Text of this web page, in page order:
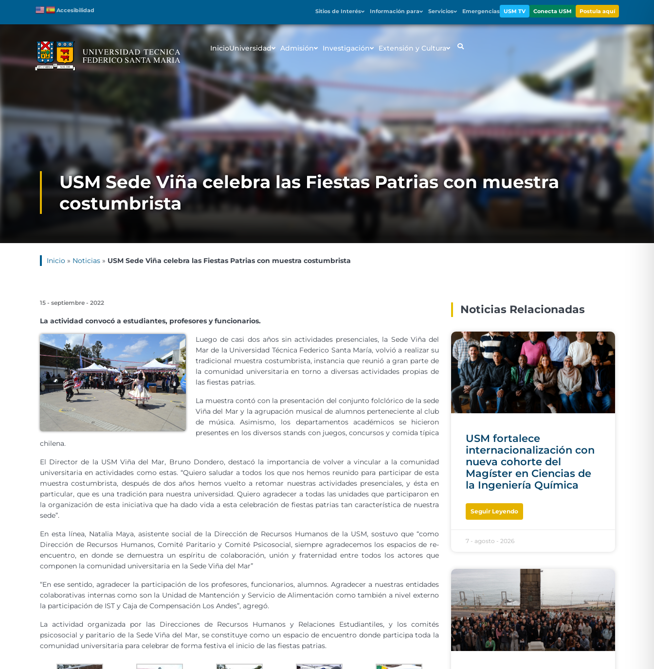
Accesibilidad Sitios de Interés Información para Servicios Emergencias USM TV Conecta USM Postula aquí
InicioUniversidad Admisión Investigación Extensión y Cultura
USM Sede Viña celebra las Fiestas Patrias con muestra
costumbrista
Inicio » Noticias » USM Sede Viña celebra las Fiestas Patrias con muestra costumbrista
15 - septiembre - 2022
La actividad convocó a estudiantes, profesores y funcionarios.
Luego de casi dos años sin actividades presenciales, la Sede Viña del
Mar de la Universidad Técnica Federico Santa María, volvió a realizar su
tradicional muestra costumbrista, instancia que reunió a gran parte de
la comunidad universitaria en torno a diversas actividades propias de
las fiestas patrias.
La muestra contó con la presentación del conjunto folclórico de la sede
Viña del Mar y la agrupación musical de alumnos perteneciente al club
de música. Asimismo, los departamentos académicos se hicieron
presentes en los diversos stands con juegos, concursos y comida típica
chilena.
El Director de la USM Viña del Mar, Bruno Dondero, destacó la importancia de volver a vincular a la comunidad
universitaria en actividades como estas. “Quiero saludar a todos los que nos hemos reunido para participar de esta
muestra costumbrista, después de dos años hemos vuelto a retomar nuestras actividades presenciales, y ésta en
particular, que es una tradición para nuestra universidad. Quiero agradecer a todas las unidades que participaron en
la organización de esta iniciativa que ha dado vida a esta celebración de fiestas patrias tan característica de nuestra
sede”.
En esta línea, Natalia Maya, asistente social de la Dirección de Recursos Humanos de la USM, sostuvo que “como
Dirección de Recursos Humanos, Comité Paritario y Comité Psicosocial, siempre agradecemos los espacios de re-
encuentro, en donde se demuestra un espíritu de colaboración, unión y fraternidad entre todos los actores que
componen la comunidad universitaria en la Sede Viña del Mar”
“En ese sentido, agradecer la participación de los profesores, funcionarios, alumnos. Agradecer a nuestras entidades
colaborativas internas como son la Unidad de Mantención y Servicio de Alimentación como también a nivel externo
la participación de IST y Caja de Compensación Los Andes”, agregó.
La actividad organizada por las Direcciones de Recursos Humanos y Relaciones Estudiantiles, y los comités
psicosocial y paritario de la Sede Viña del Mar, se constituye como un espacio de encuentro donde participa toda la
comunidad universitaria para celebrar de forma festiva el inicio de las fiestas patrias.
Noticias Relacionadas
USM fortalece
internacionalización con
nueva cohorte del
Magíster en Ciencias de
la Ingeniería Química
Seguir Leyendo
7 - agosto - 2026